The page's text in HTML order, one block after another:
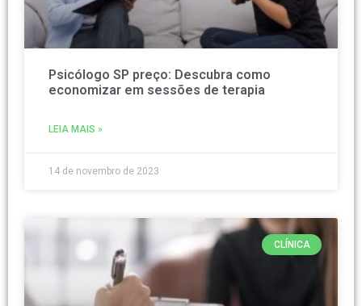
Psicólogo SP preço: Descubra como
economizar em sessões de terapia
LEIA MAIS »
14 de novembro de 2023
CLÍNICA